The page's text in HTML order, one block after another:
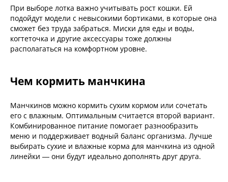
При выборе лотка важно учитывать рост кошки. Ей
подойдут модели с невысокими бортиками, в которые она
сможет без труда забраться. Миски для еды и воды,
когтеточка и другие аксессуары тоже должны
располагаться на комфортном уровне.
Чем кормить манчкина
Манчкинов можно кормить сухим кормом или сочетать
его с влажным. Оптимальным считается второй вариант.
Комбинированное питание помогает разнообразить
меню и поддерживает водный баланс организма. Лучше
выбирать сухие и влажные корма для манчкина из одной
линейки — они будут идеально дополнять друг друга.